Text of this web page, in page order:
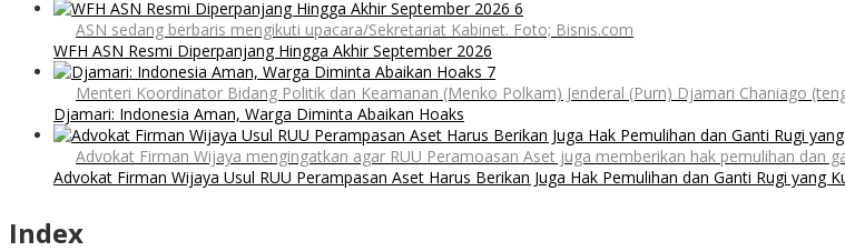
ASN sedang berbaris mengikuti upacara/Sekretariat Kabinet. Foto; Bisnis.com
WFH ASN Resmi Diperpanjang Hingga Akhir September 2026
Menteri Koordinator Bidang Politik dan Keamanan (Menko Polkam) Jenderal (Purn) Djamari Chaniago
Djamari: Indonesia Aman, Warga Diminta Abaikan Hoaks
Advokat Firman Wijaya mengingatkan agar RUU Peramoasan Aset juga memberikan hak pemulihan dan
Advokat Firman Wijaya Usul RUU Perampasan Aset Harus Berikan Juga Hak Pemulihan dan Ganti Rugi yang
Index